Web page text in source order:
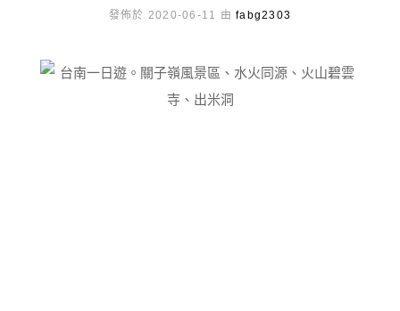
發佈於 2020-06-11 由fabg2303